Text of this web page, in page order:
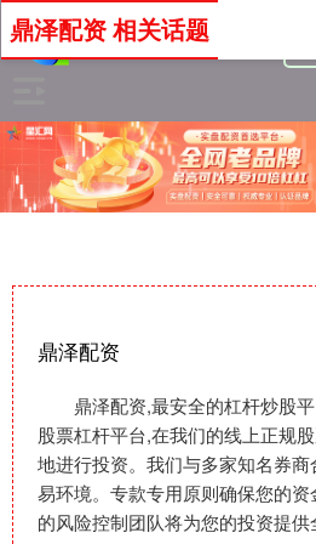
鼎泽配资
鼎泽配资,最安全的杠杆炒股
股票杠杆平台,在我们的线上正规
地进行投资。我们与多家知名券
易环境。专款专用原则确保您的
的风险控制团队将为您的投资提供
鼎泽配资 相关话题